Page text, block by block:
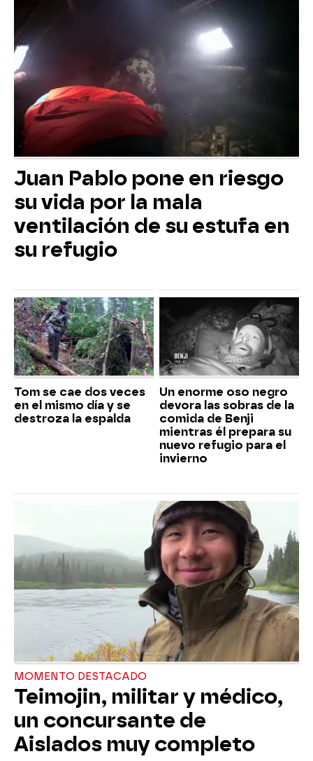
Juan Pablo pone en riesgo
su vida por la mala
ventilación de su estufa en
su refugio
Tom se cae dos veces
en el mismo día y se
destroza la espalda
Un enorme oso negro
devora las sobras de la
comida de Benji
mientras él prepara su
nuevo refugio para el
invierno
MOMENTO DESTACADO
Teimojin, militar y médico,
un concursante de
Aislados muy completo